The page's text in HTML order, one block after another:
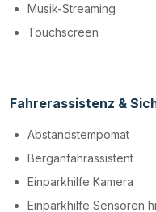
Musik-Streaming
Touchscreen
Fahrerassistenz &
Abstandstempomat
Berganfahrassistent
Einparkhilfe Kamera
Einparkhilfe Sensoren